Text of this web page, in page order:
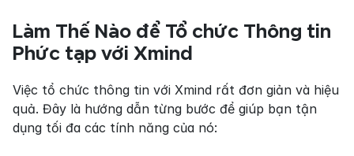
Làm Thế Nào để Tổ chức Thông tin
Phức tạp với Xmind
Việc tổ chức thông tin với Xmind rất đơn giản và hiệu
quả. Đây là hướng dẫn từng bước để giúp bạn tận
dụng tối đa các tính năng của nó: